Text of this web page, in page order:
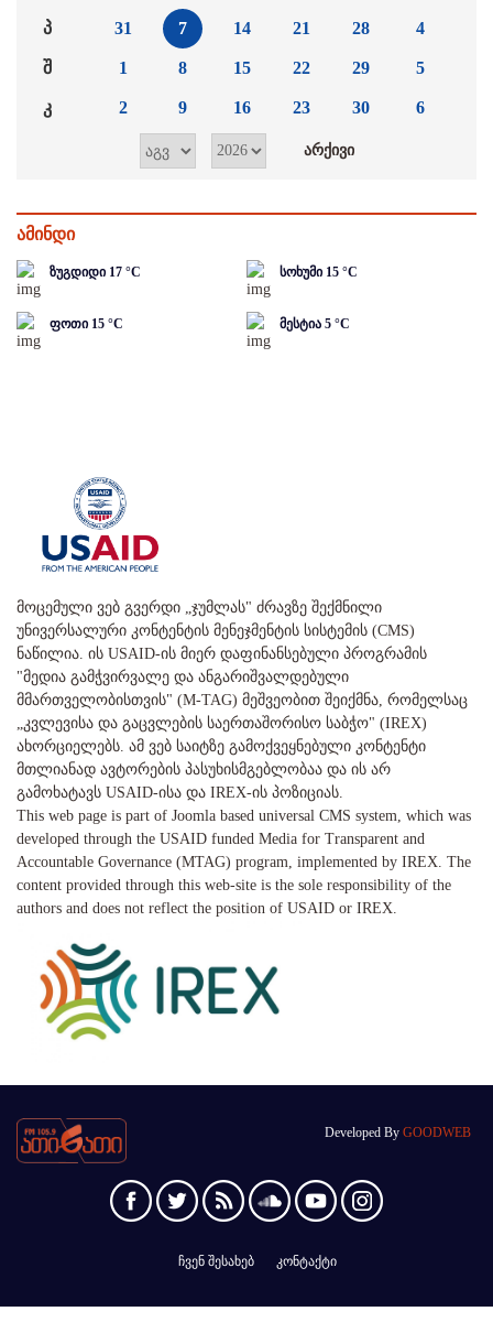
პ
შ
კ
31
1
2
7
8
9
14
15
16
21
22
23
28
29
30
4
5
6
ამინდი
ზუგდიდი 17 °C სოხუმი 15 °C
ფოთი 15 °C მესტია 5 °C
მოცემული ვებ გვერდი „ჯუმლას" ძრავზე შექმნილი
უნივერსალური კონტენტის მენეჯმენტის სისტემის (CMS)
ნაწილია. ის USAID-ის მიერ დაფინანსებული პროგრამის
"მედია გამჭვირვალე და ანგარიშვალდებული
მმართველობისთვის" (M-TAG) მეშვეობით შეიქმნა, რომელსაც
„კვლევისა და გაცვლების საერთაშორისო საბჭო" (IREX)
ახორციელებს. ამ ვებ საიტზე გამოქვეყნებული კონტენტი
მთლიანად ავტორების პასუხისმგებლობაა და ის არ
გამოხატავს USAID-ისა და IREX-ის პოზიციას.
This web page is part of Joomla based universal CMS system, which was
developed through the USAID funded Media for Transparent and
Accountable Governance (MTAG) program, implemented by IREX. The
content provided through this web-site is the sole responsibility of the
authors and does not reflect the position of USAID or IREX.
Developed By GOODWEB
ჩვენ შესახებ კონტაქტი